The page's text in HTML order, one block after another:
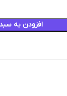
افزودن به